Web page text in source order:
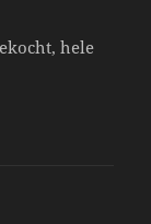
hele